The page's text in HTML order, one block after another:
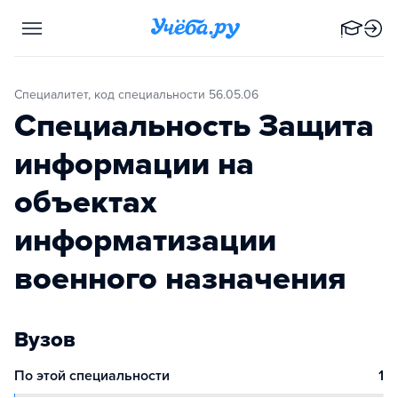
Специалитет, код специальности 56.05.06
Специальность Защита
информации на
объектах
информатизации
военного назначения
Вузов
По этой специальности 1